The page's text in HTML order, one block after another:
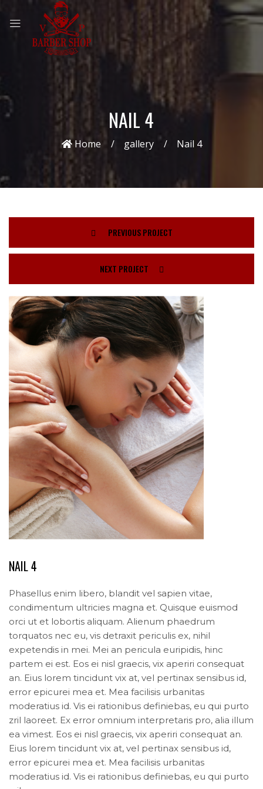
NAIL 4
Home gallery Nail 4
PREVIOUS PROJECT
NEXT PROJECT
NAIL 4
Phasellus enim libero, blandit vel sapien vitae,
condimentum ultricies magna et. Quisque euismod
orci ut et lobortis aliquam. Alienum phaedrum
torquatos nec eu, vis detraxit periculis ex, nihil
expetendis in mei. Mei an pericula euripidis, hinc
partem ei est. Eos ei nisl graecis, vix aperiri consequat
an. Eius lorem tincidunt vix at, vel pertinax sensibus id,
error epicurei mea et. Mea facilisis urbanitas
moderatius id. Vis ei rationibus definiebas, eu qui purto
zril laoreet. Ex error omnium interpretaris pro, alia illum
ea vimest. Eos ei nisl graecis, vix aperiri consequat an.
Eius lorem tincidunt vix at, vel pertinax sensibus id,
error epicurei mea et. Mea facilisis urbanitas
moderatius id. Vis ei rationibus definiebas, eu qui purto